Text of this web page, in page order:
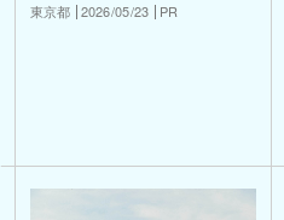
東京都 2026/05/23 PR